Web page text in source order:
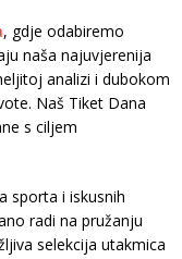
, gdje odabiremo
naša najuvjerenija
analizi i dubokom
Naš Tiket Dana
s ciljem
sporta i iskusnih
radi na pružanju
selekcija utakmica